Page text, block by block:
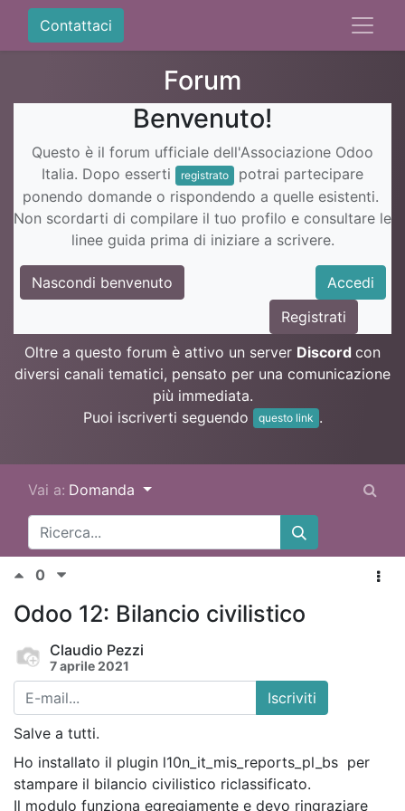
Contattaci
Forum
Benvenuto!
Questo è il forum ufficiale dell'Associazione Odoo
Italia. Dopo esserti
registrato
potrai partecipare
ponendo domande o rispondendo a quelle esistenti.
Non scordarti di compilare il tuo profilo e consultare le
linee guida prima di iniziare a scrivere.
Nascondi benvenuto
Accedi
Registrati
Oltre a questo forum è attivo un server Discord con
diversi canali tematici, pensato per una comunicazione
più immediata.
Puoi iscriverti seguendo
questo link .
Vai a: Domanda
0
Odoo 12: Bilancio civilistico
Claudio Pezzi
7 aprile 2021
Iscriviti
Salve a tutti.
Ho installato il plugin l10n_it_mis_reports_pl_bs per
stampare il bilancio civilistico riclassificato.
Il modulo funziona egregiamente e devo ringraziare